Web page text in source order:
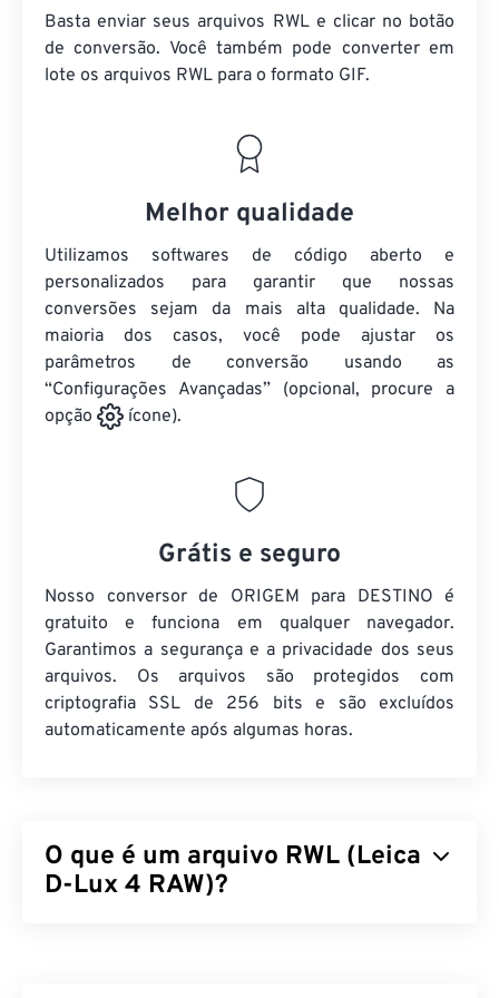
Basta enviar seus arquivos RWL e clicar no botão
de conversão. Você também pode converter em
lote os arquivos RWL para o formato GIF.
Melhor qualidade
Utilizamos softwares de código aberto e
personalizados para garantir que nossas
conversões sejam da mais alta qualidade. Na
maioria dos casos, você pode ajustar os
parâmetros de conversão usando as
“Configurações Avançadas” (opcional, procure a
opção
ícone).
Grátis e seguro
Nosso conversor de ORIGEM para DESTINO é
gratuito e funciona em qualquer navegador.
Garantimos a segurança e a privacidade dos seus
arquivos. Os arquivos são protegidos com
criptografia SSL de 256 bits e são excluídos
automaticamente após algumas horas.
O que é um arquivo RWL (Leica
D-Lux 4 RAW)?